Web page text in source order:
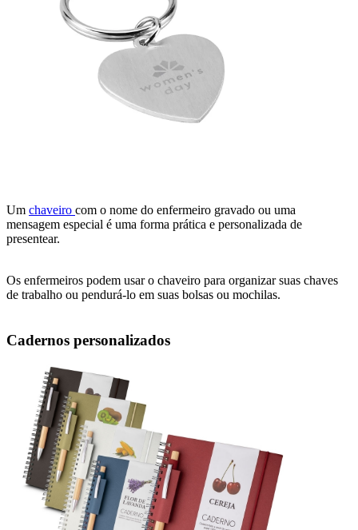
Um chaveiro com o nome do enfermeiro gravado ou uma
mensagem especial é uma forma prática e personalizada de
presentear.
Os enfermeiros podem usar o chaveiro para organizar suas chaves
de trabalho ou pendurá-lo em suas bolsas ou mochilas.
Cadernos personalizados